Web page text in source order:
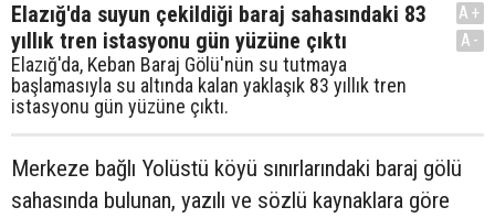
Elazığ'da suyun çekildiği baraj sahasındaki 83
yıllık tren istasyonu gün yüzüne çıktı
Elazığ'da, Keban Baraj Gölü'nün su tutmaya
başlamasıyla su altında kalan yaklaşık 83 yıllık tren
istasyonu gün yüzüne çıktı.
A+
A-
Merkeze bağlı Yolüstü köyü sınırlarındaki baraj gölü
sahasında bulunan, yazılı ve sözlü kaynaklara göre